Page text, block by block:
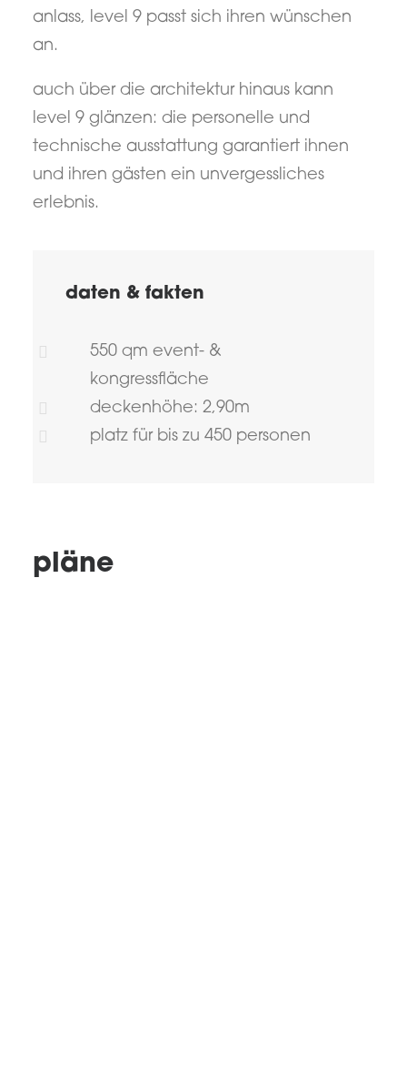
anlass, level 9 passt sich ihren wünschen
an.
auch über die architektur hinaus kann
level 9 glänzen: die personelle und
technische ausstattung garantiert ihnen
und ihren gästen ein unvergessliches
erlebnis.
daten & fakten
550 qm event- &
kongressfläche
deckenhöhe: 2,90m
platz für bis zu 450 personen
pläne